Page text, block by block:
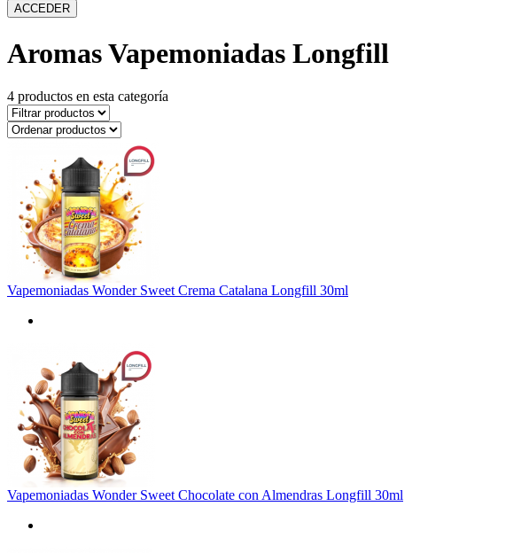
Aromas Vapemoniadas Longfill
4 productos en esta categoría
Vapemoniadas Wonder Sweet Crema Catalana Longfill 30ml
Vapemoniadas Wonder Sweet Chocolate con Almendras Longfill 30ml